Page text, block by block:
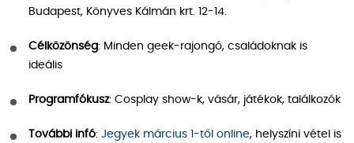
Budapest, Könyves Kálmán krt. 12-14.
Célközönség: Minden geek-rajongó, családoknak is
ideális
Programfókusz: Cosplay show-k, vásár, játékok, találkozók
További infó: Jegyek március 1-től online, helyszíni vétel is